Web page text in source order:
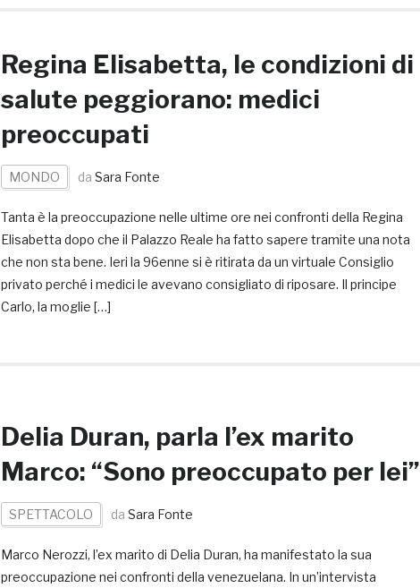
Regina Elisabetta, le condizioni di
salute peggiorano: medici
preoccupati
MONDO da Sara Fonte
Tanta è la preoccupazione nelle ultime ore nei confronti della Regina
Elisabetta dopo che il Palazzo Reale ha fatto sapere tramite una nota
che non sta bene. Ieri la 96enne si è ritirata da un virtuale Consiglio
privato perché i medici le avevano consigliato di riposare. Il principe
Carlo, la moglie […]
Delia Duran, parla l’ex marito
Marco: “Sono preoccupato per lei”
SPETTACOLO da Sara Fonte
Marco Nerozzi, l’ex marito di Delia Duran, ha manifestato la sua
preoccupazione nei confronti della venezuelana. In un’intervista